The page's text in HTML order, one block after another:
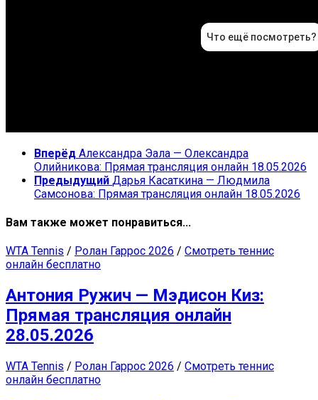
Вперёд Александра Эала — Олександра
Олийникова: Прямая трансляция онлайн 18.05.2026
Предыдущий Дарья Касаткина — Людмила
Самсонова: Прямая трансляция онлайн 18.05.2026
Вам также может понравиться...
WTA Tennis / Ролан Гаррос 2026 / Смотреть теннис
онлайн бесплатно
Антония Ружич — Мэдисон Киз:
Прямая трансляция онлайн
28.05.2026
WTA Tennis / Ролан Гаррос 2026 / Смотреть теннис
онлайн бесплатно